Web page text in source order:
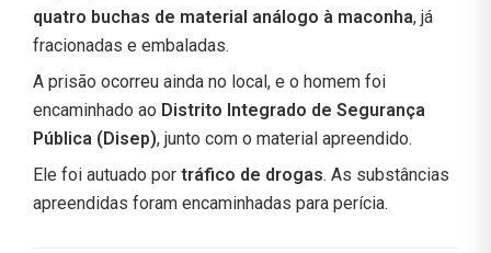
quatro buchas de material análogo à maconha, já
fracionadas e embaladas.
A prisão ocorreu ainda no local, e o homem foi
encaminhado ao Distrito Integrado de Segurança
Pública (Disep), junto com o material apreendido.
Ele foi autuado por tráfico de drogas. As substâncias
apreendidas foram encaminhadas para perícia.